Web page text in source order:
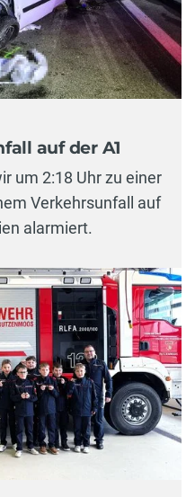
auf der A1
um 2:18 Uhr zu einer
Verkehrsunfall auf
alarmiert.